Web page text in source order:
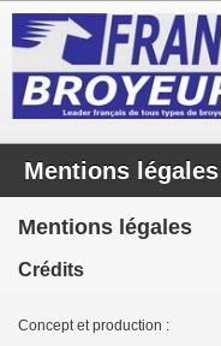
Mentions légales
Mentions légales
Crédits
Concept et production :